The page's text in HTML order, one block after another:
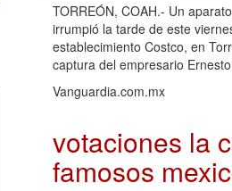
TORREÓN, COAH.- Un
irrumpió la tarde de este
establecimiento Costco, en
captura del empresario Ernesto
Vanguardia.com.mx
votaciones la
famosos